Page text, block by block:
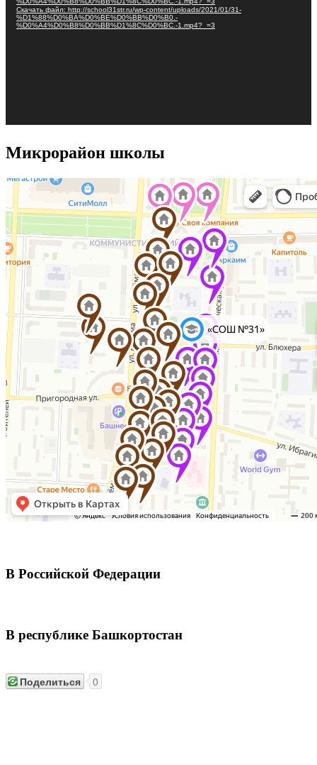
Скачать файл: http://school31str.ru/wp-content/uploads/2021/01/31-
%D1%88%D0%BA%D0%BE%D0%BB%D0%B0.-
%D0%A4%D0%B8%D0%BB%D1%8C%D0%BC.-1.mp4?_=3
Микрорайон школы
В Российской Федерации
В республике Башкортостан
Поделиться 0